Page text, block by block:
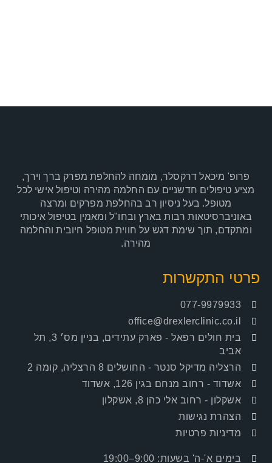
פרופ' מיכאל דרקסלר, מומחה להחלפת מפרק ברך וירך,
מציע טיפולים חדשניים עם החלמה מהירה וטיפול אישי לכל
מטופל. בעל ניסיון רב בהחלפת מפרקים ומרצה
באוניברסיטאות רבות בארץ ובחו"ל ומאמין בטיפול איכותי
ומתקדם, תוך שימת דגש על חווית מטופל חיובית והחלמה
מהירה.
פרטי התקשרות
077-9979933
office@drexlerclinic.co.il
בית חולים רפאל
- פארק עתידים, בניין מס׳ 3, תל
אביב
הרצליה מדיקל סנטר - החושלים 8 הרצליה, קומה 2
אשדוד - רחוב מנחם בגין 126, אשדוד
אשקלון - רחוב אלי כהן 8, אשקלון
הצהרת נגישות
מדיניות פרטיות
בימים א'-ה' בשעות: 9:00–19:00